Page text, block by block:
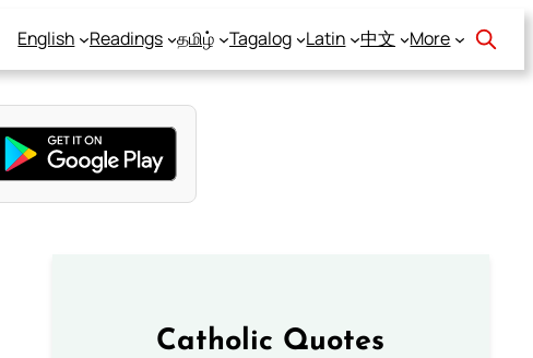
English Readings தமிழ் Tagalog Latin 中文 More
Catholic Quotes